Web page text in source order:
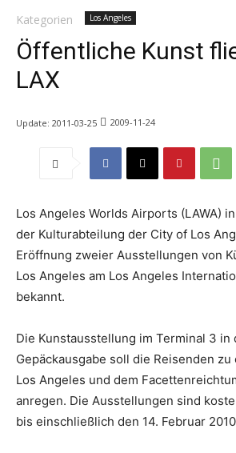
Kategorien Los Angeles
Öffentliche Kunst
LAX
Update: 2011-03-25 2009-11-24
Los Angeles Worlds Airports (LAWA)
der Kulturabteilung der City of Los
Eröffnung zweier Ausstellungen von
Los Angeles am Los Angeles
bekannt.
Die Kunstausstellung im Terminal 3 in
Gepäckausgabe soll die Reisenden
Los Angeles und dem
anregen. Die Ausstellungen sind
bis einschließlich den 14. Februar